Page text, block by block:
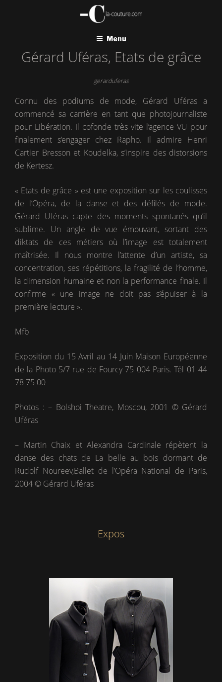
Menu
Gérard Uféras, Etats de grâce
gerarduferas
Connu des podiums de mode, Gérard Uféras a
commencé sa carrière en tant que photojournaliste
pour Libération. Il cofonde très vite l’agence VU pour
finalement s’engager chez Rapho. Il admire Henri
Cartier Bresson et Koudelka, s’inspire des distorsions
de Kertesz.
« Etats de grâce » est une exposition sur les coulisses
de l’Opéra, de la danse et des défilés de mode.
Gérard Uféras capte des moments spontanés qu’il
sublime. Un angle de vue émouvant, sortant des
diktats de ces métiers où l’image est totalement
maîtrisée. Il nous montre l’attente d’un artiste, sa
concentration, ses répétitions, la fragilité de l’homme,
la dimension humaine et non la performance finale. Il
confirme « une image ne doit pas s’épuiser à la
première lecture ».
Mfb
Exposition du 15 Avril au 14 Juin Maison Européenne
de la Photo 5/7 rue de Fourcy 75 004 Paris. Tél 01 44
78 75 00
Photos : – Bolshoi Theatre, Moscou, 2001 © Gérard
Uféras
– Martin Chaix et Alexandra Cardinale répètent la
danse des chats de La belle au bois dormant de
Rudolf Noureev,Ballet de l’Opéra National de Paris,
2004 © Gérard Uféras
Expos